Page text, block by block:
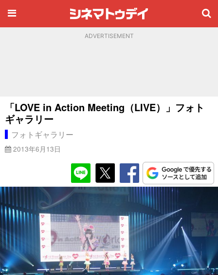
ADVERTISEMENT
「LOVE in Action Meeting（LIVE）」フォト
ギャラリー
フォトギャラリー
2013年6月13日